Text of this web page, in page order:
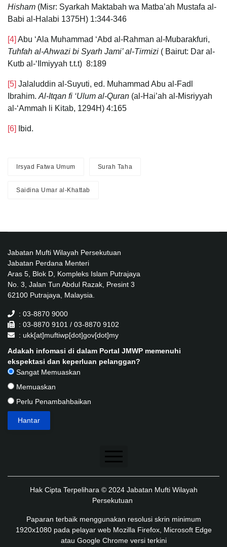
Hisham (Misr: Syarkah Maktabah wa Matba’ah Mustafa al-
Babi al-Halabi 1375H) 1:344-346
[4] Abu ‘Ala Muhammad ‘Abd al-Rahman al-Mubarakfuri,
Tuhfah al-Ahwazi bi Syarh Jami’ al-Tirmizi ( Bairut: Dar al-
Kutb al-‘Ilmiyyah t.t.t) 8:189
[5] Jalaluddin al-Suyuti, ed. Muhammad Abu al-Fadl
Ibrahim.Al-Itqan fi ‘Ulum al-Quran (al-Hai’ah al-Misriyyah
al-‘Ammah li Kitab, 1294H) 4:165
[6] Ibid.
Irsyad Fatwa Umum Surah Taha
Saidina Umar al-Khattab
Jabatan Mufti Wilayah Persekutuan
Jabatan Perdana Menteri
Aras 5, Blok D, Kompleks Islam Putrajaya
No. 3, Jalan Tun Abdul Razak, Presint 3
62100 Putrajaya, Malaysia.
: 03-8870 9000
: 03-8870 9101 / 03-8870 9102
: ukk[at]muftiwp[dot]gov[dot]my
Adakah infomasi di dalam Portal JMWP memenuhi
ekspektasi dan keperluan pelanggan?
Sangat Memuaskan
Memuaskan
Perlu Penambahbaikan
Penafian
Dasar Keselamatan
Dasar Privasi
Dasar Privasi Aplikasi
Hak Cipta Terpelihara © 2024 Jabatan Mufti Wilayah
Persekutuan
Paparan terbaik menggunakan resolusi skrin minimum
1920x1080 pada pelayar web Mozilla Firefox, Microsoft Edge
atau Google Chrome versi terkini